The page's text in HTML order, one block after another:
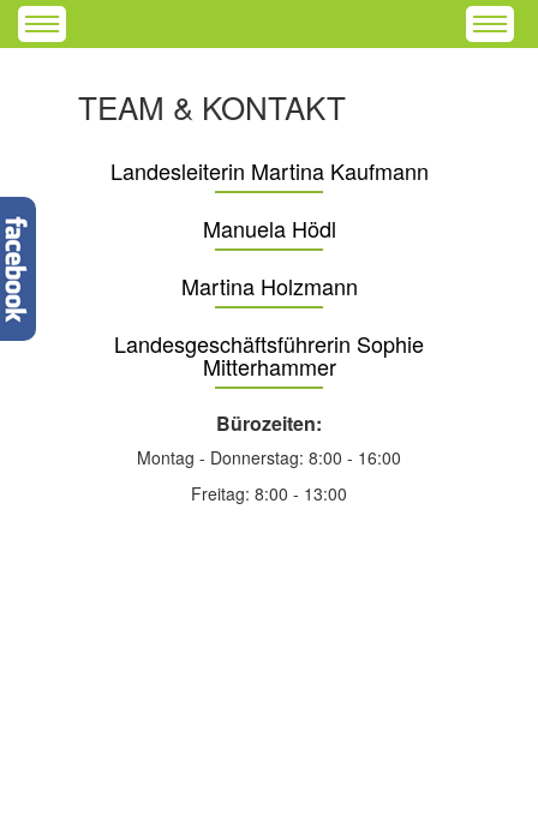
TEAM & KONTAKT
Landesleiterin Martina Kaufmann
Manuela Hödl
Martina Holzmann
Landesgeschäftsführerin Sophie
Mitterhammer
Bürozeiten:
Montag - Donnerstag: 8:00 - 16:00
Freitag: 8:00 - 13:00